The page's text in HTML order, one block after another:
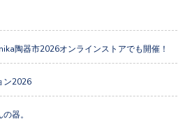
陶器市2026オンラインストアでも開催！
ン2026
器。